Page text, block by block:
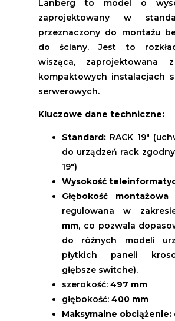
Lanberg to model o
zaprojektowany w
przeznaczony do montażu
do ściany. Jest to
wisząca, zaprojektowana
kompaktowych instalacjach
serwerowych.
Kluczowe dane techniczne:
Standard: RACK 19"
do urządzeń rack
19")
Wysokość
Głębokość
regulowana w
mm, co pozwala
do różnych modeli
płytkich paneli
głębsze switche).
szerokość: 497 mm
głębokość: 400 mm
Maksymalne obciążenie: